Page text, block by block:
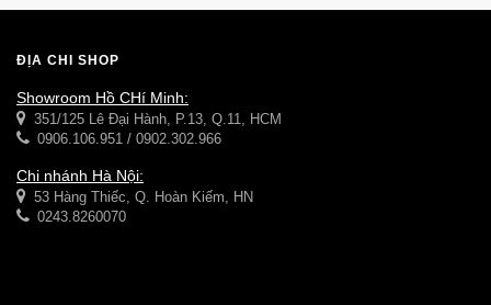
ĐỊA CHỈ SHOP
Showroom Hồ CHí Minh:
351/125 Lê Đại Hành, P.13, Q.11, HCM
0906.106.951 / 0902.302.966
Chi nhánh Hà Nội:
53 Hàng Thiếc, Q. Hoàn Kiếm, HN
0243.8260070